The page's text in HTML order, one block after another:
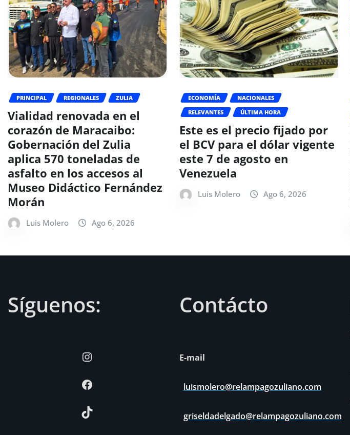
PRINCIPAL REGIONALES ZULIA
Vialidad renovada en el
corazón de Maracaibo:
Gobernación del Zulia
aplica 570 toneladas de
asfalto en los accesos al
Museo Didáctico Fernández
Morán
Luis Molero Ago 6, 2026
ECONOMÍA
NACIONALES
RELEVANTES
ÚLTIMA HORA
Este es el precio fijado por
el BCV para el dólar vigente
este 7 de agosto en
Venezuela
Luis Molero Ago 6, 2026
Síguenos:
Instagram
Facebook
TikTok
Contácto
E-mail
luismolero@relampagozuliano.com
griseldadelgado@relampagozuliano.com